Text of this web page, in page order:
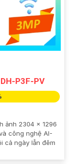
P3F-PV
ảnh 2304 × 1296
công nghệ AI-
cả ngày lẫn đêm